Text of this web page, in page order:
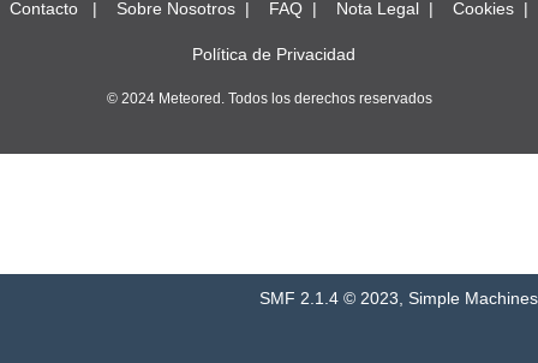
Contacto Sobre Nosotros FAQ Nota Legal Cookies
Política de Privacidad
© 2024 Meteored. Todos los derechos reservados
SMF 2.1.4 © 2023 Simple Machines